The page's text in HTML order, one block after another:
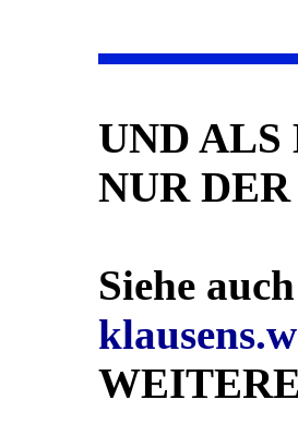
UND
NUR
Siehe
WEITERE